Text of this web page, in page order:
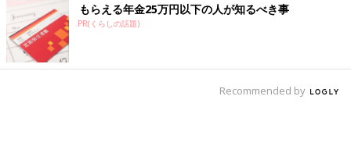
山田さんの妻は、産科クリニックに通っていましたが、
になったら総合病院に転院して、出産することになっていまし
た。
もらえる年金25万円以下の人が知るべき事
PR(くらしの話題)
Recommended by